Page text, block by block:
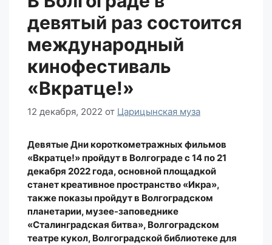
девятый раз состоится
международный
кинофестиваль
«Вкратце!»
12 декабря, 2022 от Царицынская муза
Девятые Дни короткометражных фильмов
«Вкратце!» пройдут в Волгограде с 14 по 21
декабря 2022 года, основной площадкой
станет креативное пространство «Икра»,
также показы пройдут в Волгоградском
планетарии, музее-заповеднике
«Сталинградская битва», Волгоградском
театре кукол, Волгоградской библиотеке для